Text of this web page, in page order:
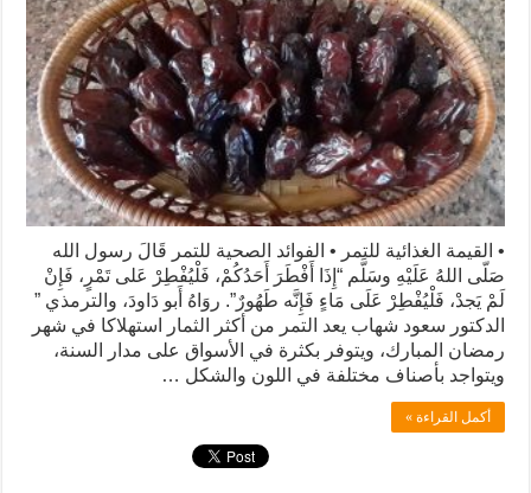
• القيمة الغذائية للتمر • الفوائد الصحية للتمر قَالَ رسول الله
صَلّى اللهُ عَلَيْهِ وسَلَّم “إِذَا أَفْطَرَ أَحَدُكُمْ، فَلْيُفْطِرْ عَلى تَمْرٍ، فَإِنْ
لَمْ يَجدْ، فَلْيُفْطِرْ عَلَى مَاءٍ فَإِنَّه طَهُورٌ”. روَاهُ أَبو دَاودَ، والترمذي ”
الدكتور سعود شهاب يعد التمر من أكثر الثمار استهلاكا في شهر
رمضان المبارك، ويتوفر بكثرة في الأسواق على مدار السنة،
ويتواجد بأصناف مختلفة في اللون والشكل …
أكمل القراءة »